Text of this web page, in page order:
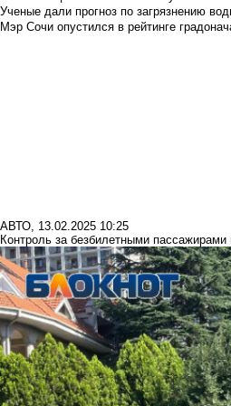
Ученые дали прогноз по загрязнению
Мэр Сочи опустился в рейтинге
АВТО, 13.02.2025 10:25
Контроль за безбилетными